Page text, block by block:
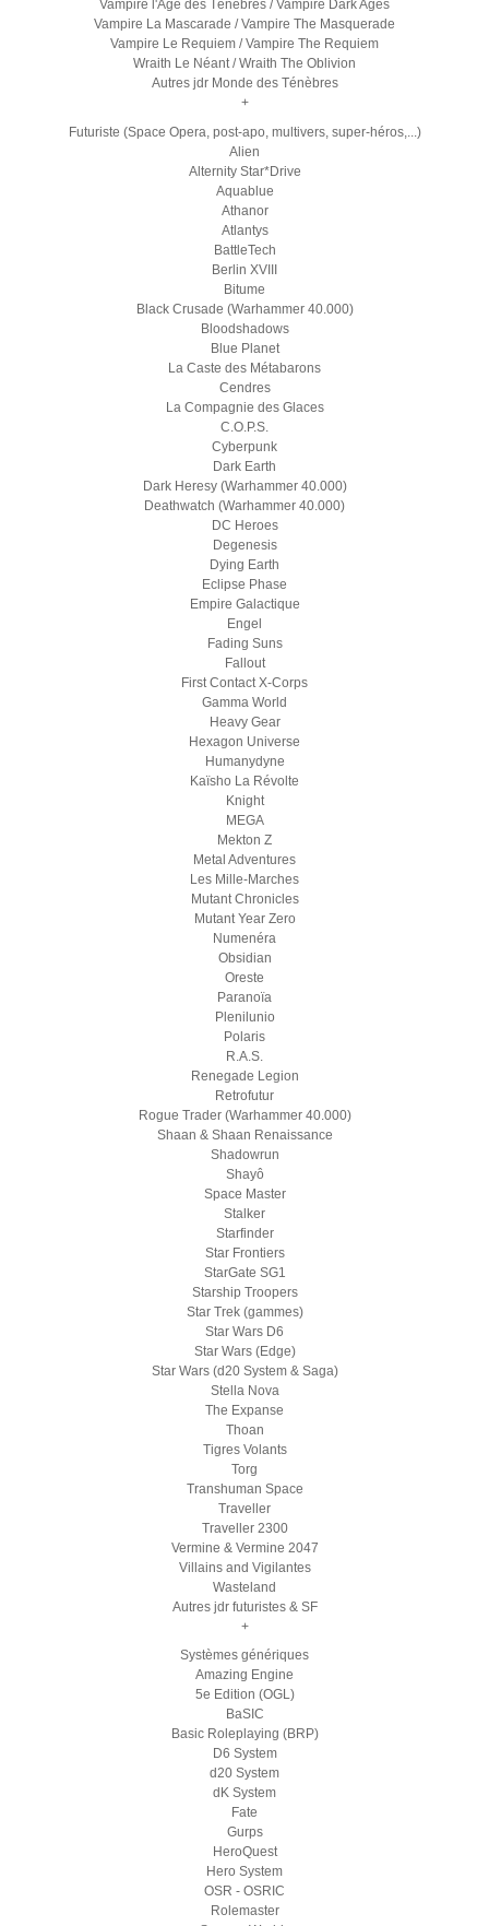
Vampire l'Age des Ténèbres / Vampire Dark Ages
Vampire La Mascarade / Vampire The Masquerade
Vampire Le Requiem / Vampire The Requiem
Wraith Le Néant / Wraith The Oblivion
Autres jdr Monde des Ténèbres
+
Futuriste (Space Opera, post-apo, multivers, super-héros,...)
Alien
Alternity Star*Drive
Aquablue
Athanor
Atlantys
BattleTech
Berlin XVIII
Bitume
Black Crusade (Warhammer 40.000)
Bloodshadows
Blue Planet
La Caste des Métabarons
Cendres
La Compagnie des Glaces
C.O.P.S.
Cyberpunk
Dark Earth
Dark Heresy (Warhammer 40.000)
Deathwatch (Warhammer 40.000)
DC Heroes
Degenesis
Dying Earth
Eclipse Phase
Empire Galactique
Engel
Fading Suns
Fallout
First Contact X-Corps
Gamma World
Heavy Gear
Hexagon Universe
Humanydyne
Kaïsho La Révolte
Knight
MEGA
Mekton Z
Metal Adventures
Les Mille-Marches
Mutant Chronicles
Mutant Year Zero
Numenéra
Obsidian
Oreste
Paranoïa
Plenilunio
Polaris
R.A.S.
Renegade Legion
Retrofutur
Rogue Trader (Warhammer 40.000)
Shaan & Shaan Renaissance
Shadowrun
Shayô
Space Master
Stalker
Starfinder
Star Frontiers
StarGate SG1
Starship Troopers
Star Trek (gammes)
Star Wars D6
Star Wars (Edge)
Star Wars (d20 System & Saga)
Stella Nova
The Expanse
Thoan
Tigres Volants
Torg
Transhuman Space
Traveller
Traveller 2300
Vermine & Vermine 2047
Villains and Vigilantes
Wasteland
Autres jdr futuristes & SF
+
Systèmes génériques
Amazing Engine
5e Edition (OGL)
BaSIC
Basic Roleplaying (BRP)
D6 System
d20 System
dK System
Fate
Gurps
HeroQuest
Hero System
OSR - OSRIC
Rolemaster